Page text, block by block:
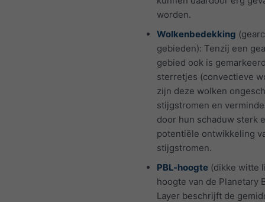
worden.
Wolkenbedekking
gebieden): Tenzij een
gebied ook is
sterretjes (convectieve
zijn deze wolken
stijgstromen en
door hun schaduw sterk
potentiële ontwikkeling
stijgstromen.
PBL-hoogte (dikke witte
hoogte van de Planetary
Layer beschrijft de